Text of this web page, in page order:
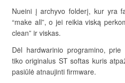
Nueini į archyvo folderį, kur yra
“make all”, o jei reikia viską
clean” ir viskas.
Dėl hardwarinio programino, prie
tiko originalus ST softas kuris
pasiūlė atnaujinti firmware.